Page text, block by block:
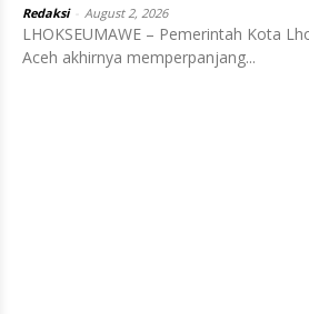
Redaksi August 2, 2026
LHOKSEUMAWE – Pemerintah Kota
Aceh akhirnya memperpanjang...